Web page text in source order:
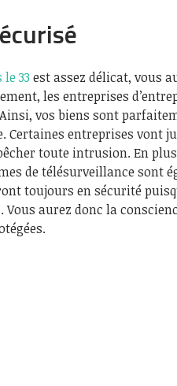
33 est assez délicat, vous
les entreprises
vos biens sont
Certaines entreprises vont
toute intrusion. En plus
de télésurveillance sont
toujours en sécurité
Vous aurez donc la